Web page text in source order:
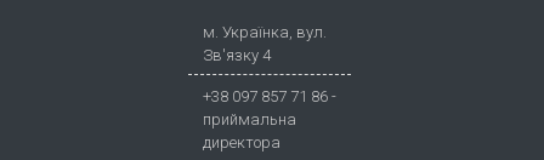
м. Українка, вул.
Зв'язку 4
+38 097 857 71 86 -
приймальна
директора